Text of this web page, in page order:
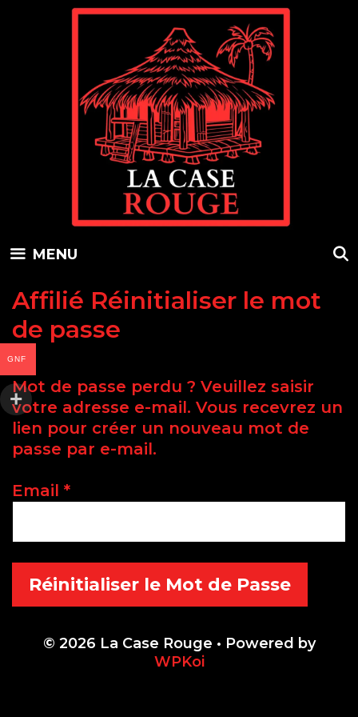
MENU
Affilié Réinitialiser le mot
de passe
Mot de passe perdu ? Veuillez saisir
votre adresse e-mail. Vous recevrez un
lien pour créer un nouveau mot de
passe par e-mail.
Email *
Réinitialiser le Mot de Passe
© 2026 La Case Rouge • Powered by
WPKoi
GNF